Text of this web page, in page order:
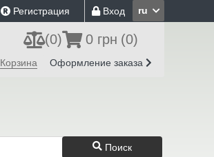
ru
Вход
Регистрация
(0) 0 грн (0)
Корзина Оформление заказа
Поиск